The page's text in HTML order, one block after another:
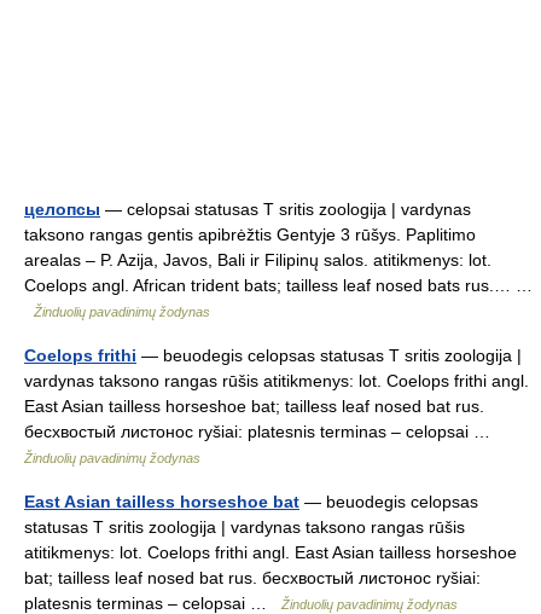
целопсы — celopsai statusas T sritis zoologija | vardynas
taksono rangas gentis apibrėžtis Gentyje 3 rūšys. Paplitimo
arealas – P. Azija, Javos, Bali ir Filipinų salos. atitikmenys: lot.
Coelops angl. African trident bats; tailless leaf nosed bats rus.… …
Žinduolių pavadinimų žodynas
Coelops frithi — beuodegis celopsas statusas T sritis zoologija |
vardynas taksono rangas rūšis atitikmenys: lot. Coelops frithi angl.
East Asian tailless horseshoe bat; tailless leaf nosed bat rus.
бесхвостый листонос ryšiai: platesnis terminas – celopsai …
Žinduolių pavadinimų žodynas
East Asian tailless horseshoe bat — beuodegis celopsas
statusas T sritis zoologija | vardynas taksono rangas rūšis
atitikmenys: lot. Coelops frithi angl. East Asian tailless horseshoe
bat; tailless leaf nosed bat rus. бесхвостый листонос ryšiai:
platesnis terminas – celopsai …
Žinduolių pavadinimų žodynas